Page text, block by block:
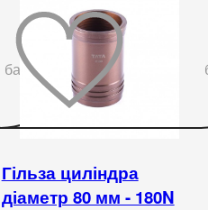
бажаного
Гільза циліндра
діаметр 80 мм - 180N